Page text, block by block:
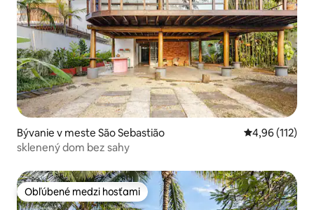
Bývanie v meste São Sebastião Priemerné
4,96 (112)
sklenený dom bez sahy
Obľúbené medzi hosťami
Obľúbené medzi hosťami